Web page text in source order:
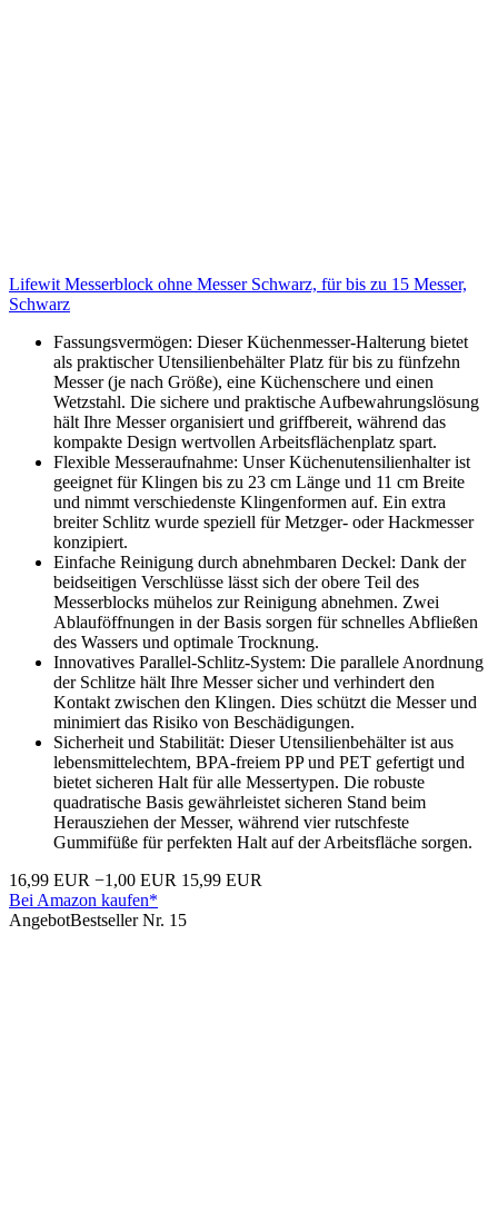
Lifewit Messerblock ohne Messer Schwarz, für bis zu 15 Messer,
Schwarz
Fassungsvermögen: Dieser Küchenmesser-Halterung bietet
als praktischer Utensilienbehälter Platz für bis zu fünfzehn
Messer (je nach Größe), eine Küchenschere und einen
Wetzstahl. Die sichere und praktische Aufbewahrungslösung
hält Ihre Messer organisiert und griffbereit, während das
kompakte Design wertvollen Arbeitsflächenplatz spart.
Flexible Messeraufnahme: Unser Küchenutensilienhalter ist
geeignet für Klingen bis zu 23 cm Länge und 11 cm Breite
und nimmt verschiedenste Klingenformen auf. Ein extra
breiter Schlitz wurde speziell für Metzger- oder Hackmesser
konzipiert.
Einfache Reinigung durch abnehmbaren Deckel: Dank der
beidseitigen Verschlüsse lässt sich der obere Teil des
Messerblocks mühelos zur Reinigung abnehmen. Zwei
Ablauföffnungen in der Basis sorgen für schnelles Abfließen
des Wassers und optimale Trocknung.
Innovatives Parallel-Schlitz-System: Die parallele Anordnung
der Schlitze hält Ihre Messer sicher und verhindert den
Kontakt zwischen den Klingen. Dies schützt die Messer und
minimiert das Risiko von Beschädigungen.
Sicherheit und Stabilität: Dieser Utensilienbehälter ist aus
lebensmittelechtem, BPA-freiem PP und PET gefertigt und
bietet sicheren Halt für alle Messertypen. Die robuste
quadratische Basis gewährleistet sicheren Stand beim
Herausziehen der Messer, während vier rutschfeste
Gummifüße für perfekten Halt auf der Arbeitsfläche sorgen.
16,99 EUR −1,00 EUR 15,99 EUR
Bei Amazon kaufen*
AngebotBestseller Nr. 15